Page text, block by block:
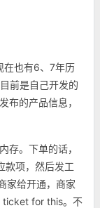
在也有6、7年历
前是自己开发的
布的产品信息，
存。下单的话，
款项，然后发工
家给开通，商家
ticket for this。不